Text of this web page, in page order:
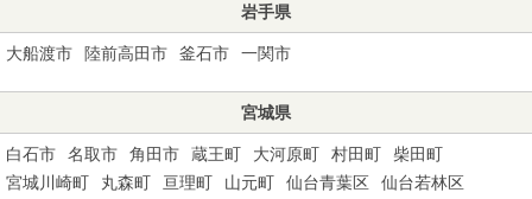
岩手県
大船渡市 陸前高田市 釜石市 一関市
宮城県
白石市 名取市 角田市 蔵王町 大河原町 村田町
柴田町
宮城川崎町
丸森町 亘理町 山元町 仙台青葉区
仙台若林区